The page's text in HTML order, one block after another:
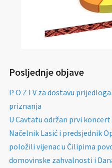
Posljednje objave
P O Z I V za dostavu
priznanja
U Cavtatu održan prvi
Načelnik Lasić i predsjednik
položili vijenac u Čilipima
domovinske zahvalnosti i